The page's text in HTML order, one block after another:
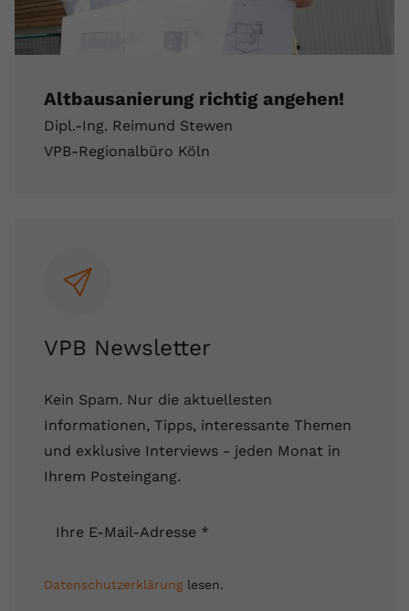
Altbausanierung richtig angehen!
Dipl.-Ing. Reimund Stewen
VPB-Regionalbüro Köln
VPB Newsletter
Kein Spam. Nur die aktuellesten
Informationen, Tipps, interessante Themen
und exklusive Interviews - jeden Monat in
Ihrem Posteingang.
Ihre E-Mail-Adresse *
Datenschutzerklärunglesen.